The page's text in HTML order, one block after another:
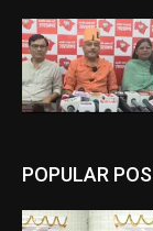
POPULAR